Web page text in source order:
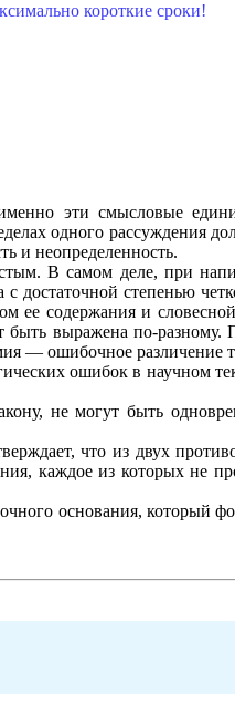
короткие сроки!
эти смысловые
одного рассуждения
и неопределенность.
В самом деле, при
достаточной степенью
ее содержания и
выражена по-
— ошибочное различение
ошибок в научном
не могут быть
что из двух
каждое из которых не
основания, который